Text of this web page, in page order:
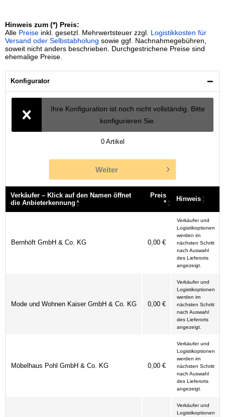
Hinweis zum (*) Preis:
Alle Preise inkl. gesetzl. Mehrwertsteuer zzgl. Logistikkosten für
Versand oder Selbstabholung sowie ggf. Nachnahmegebühren,
soweit nicht anders beschrieben. Durchgestrichene Preise sind
ehemalige Preise.
Konfigurator
Ihre Konfiguration ist noch nicht vollständig. Bitte
konfigurieren Sie.
0 Artikel
Weiter
Verkäufer – Klick auf den Namen öffnet
die Anbieterkennung
Preis
*
Hinweis
Bernhöft GmbH & Co. KG 0,00 €
Verkäufer und
Logistikoptionen
werden im
nächsten Schritt
nach Auswahl
des Lieferorts
angezeigt.
Mode und Wohnen Kaiser GmbH & Co. KG 0,00 €
Verkäufer und
Logistikoptionen
werden im
nächsten Schritt
nach Auswahl
des Lieferorts
angezeigt.
Möbelhaus Pohl GmbH & Co. KG 0,00 €
Verkäufer und
Logistikoptionen
werden im
nächsten Schritt
nach Auswahl
des Lieferorts
angezeigt.
Verkäufer und
Logistikoptionen